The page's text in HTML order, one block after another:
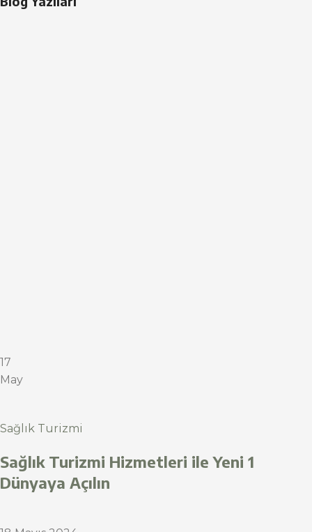
17
May
Sağlık Turizmi
Sağlık Turizmi Hizmetleri ile Yeni 1
Dünyaya Açılın